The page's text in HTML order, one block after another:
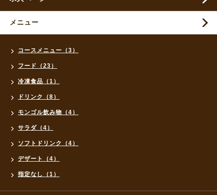
メニュー
コースメニュー（3）
フード（23）
冷凍食品（1）
ドリンク（8）
モンゴル飲み物（4）
サラダ（4）
ソフトドリンク（4）
デザート（4）
指定なし（1）